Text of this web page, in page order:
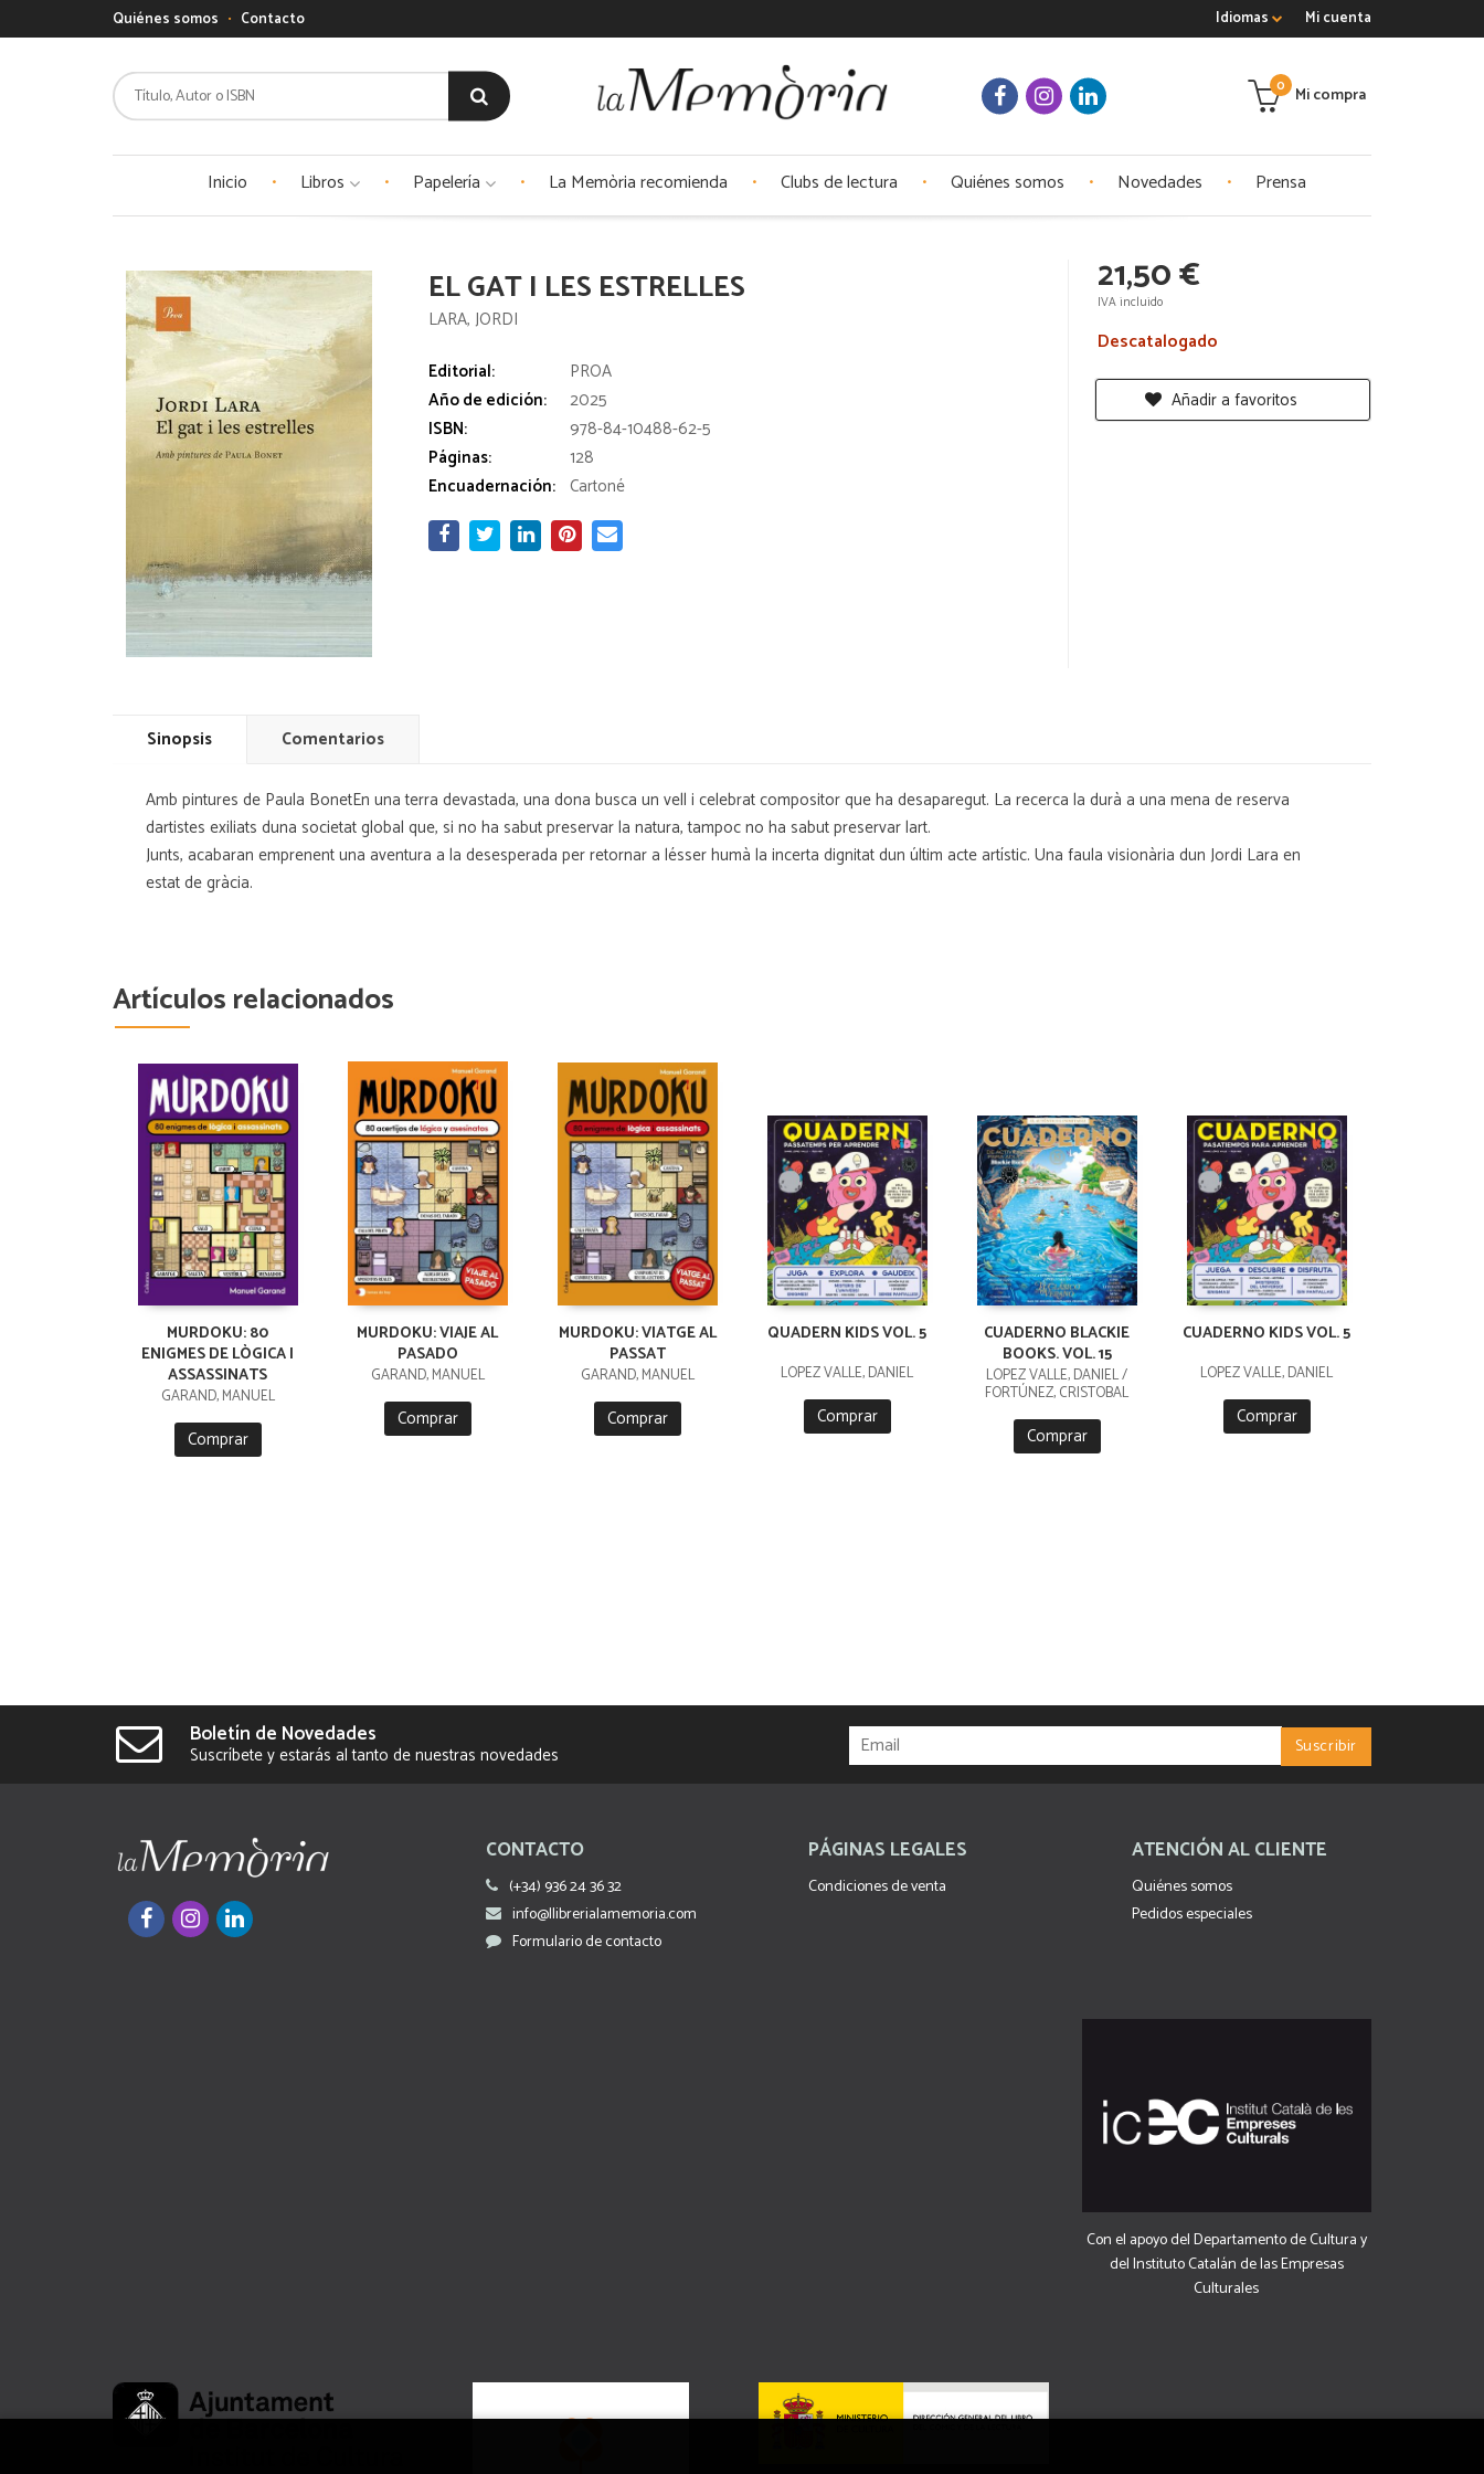
Mi cuenta
Idiomas
Quiénes somos Contacto
Mi compra
0
Inicio Libros Papelería La Memòria recomienda Clubs de lectura Quiénes somos Novedades Prensa
EL GAT I LES ESTRELLES
LARA, JORDI
Editorial:
PROA
Año de edición:
2025
ISBN:
978-84-10488-62-5
Páginas:
128
Encuadernación: Cartoné
21,50 €
IVA incluido
Descatalogado
Añadir a favoritos
Sinopsis Comentarios
Amb pintures de Paula BonetEn una terra devastada, una dona busca un vell i celebrat compositor que ha desaparegut. La recerca la durà a una mena de reserva
dartistes exiliats duna societat global que, si no ha sabut preservar la natura, tampoc no ha sabut preservar lart.
Junts, acabaran emprenent una aventura a la desesperada per retornar a lésser humà la incerta dignitat dun últim acte artístic. Una faula visionària dun Jordi Lara en
estat de gràcia.
Artículos relacionados
MURDOKU: 80
ENIGMES DE LÒGICA I
ASSASSINATS
GARAND, MANUEL
Comprar
MURDOKU: VIAJE AL
PASADO
GARAND, MANUEL
Comprar
MURDOKU: VIATGE AL
PASSAT
GARAND, MANUEL
Comprar
QUADERN KIDS VOL. 5
LÓPEZ VALLE, DANIEL
Comprar
CUADERNO BLACKIE
BOOKS. VOL. 15
LÓPEZ VALLE, DANIEL /
FORTÚNEZ, CRISTOBAL
Comprar
CUADERNO KIDS VOL. 5
LÓPEZ VALLE, DANIEL
Comprar
Boletín de Novedades
Suscríbete y estarás al tanto de nuestras novedades
CONTACTO
(+34) 936 24 36 32
info@llibrerialamemoria.com
Formulario de contacto
PÁGINAS LEGALES
Condiciones de venta
ATENCIÓN AL CLIENTE
Quiénes somos
Pedidos especiales
Con el apoyo del Departamento de Cultura y
del Instituto Catalán de las Empresas
Culturales